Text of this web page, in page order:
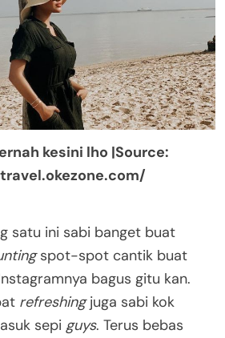
kesini lho |Source:
satu ini sabi banget buat
spot-spot cantik buat
bagus gitu kan.
refreshingjuga sabi kok
sepi guys. Terus bebas